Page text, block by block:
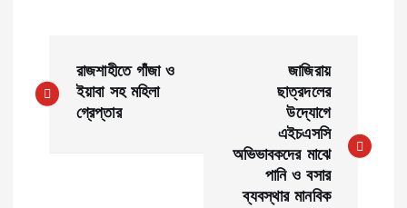
o
রাজশাহীতে গাঁজা ও
ইয়াবা সহ মহিলা
গ্রেপ্তার
জাজিরায়
ছাত্রদলের
উদ্যোগে
এইচএসসি
অভিভাবকদের মাঝে
পানি ও বসার
ব্যবস্থার মানবিক